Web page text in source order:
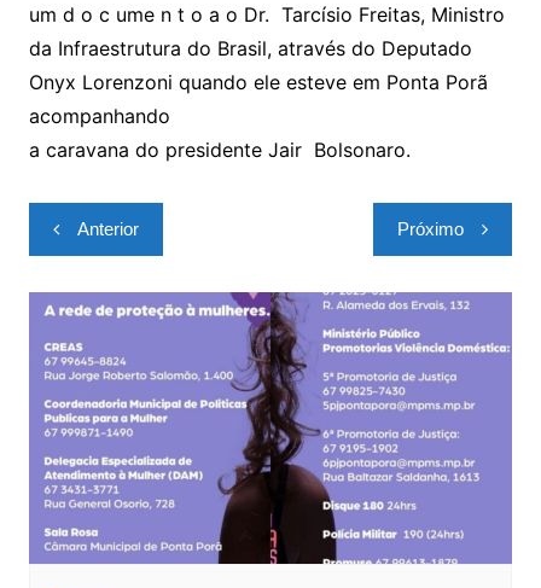
um d o c ume n t o a o Dr. Tarcísio Freitas, Ministro
da Infraestrutura do Brasil, através do Deputado
Onyx Lorenzoni quando ele esteve em Ponta Porã
acompanhando
a caravana do presidente Jair Bolsonaro.
Navegação
de
Post
Anterior Próximo